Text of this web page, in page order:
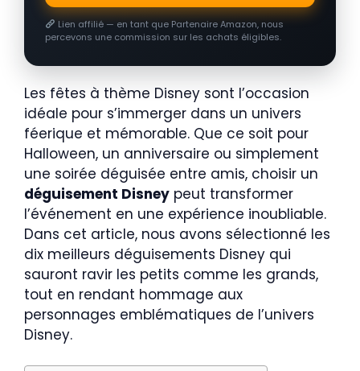
Lien affilié — en tant que Partenaire Amazon, nous
percevons une commission sur les achats éligibles.
Les fêtes à thème Disney sont l’occasion
idéale pour s’immerger dans un univers
féerique et mémorable. Que ce soit pour
Halloween, un anniversaire ou simplement
une soirée déguisée entre amis, choisir un
déguisement Disney peut transformer
l’événement en une expérience inoubliable.
Dans cet article, nous avons sélectionné les
dix meilleurs déguisements Disney qui
sauront ravir les petits comme les grands,
tout en rendant hommage aux
personnages emblématiques de l’univers
Disney.